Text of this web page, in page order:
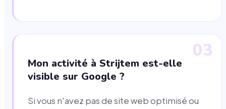
03
Mon activité à Strijtem est-elle
visible sur Google ?
Si vous n'avez pas de site web optimisé ou